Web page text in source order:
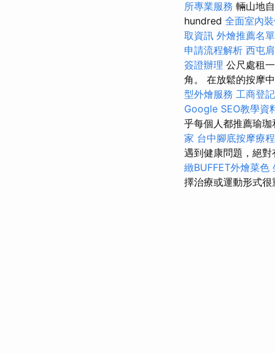
所專業服務 輛山地
hundred 全面室內
取資訊 外燴推薦名單
申請流程解析 西屯
簽證辦理 公尺處租
角。 在放鬆的按摩
型外燴服務 工商登
Google SEO教學資
乎每個人都推薦瑜
家 台中腳底按摩療程
遇到健康問題，絕對
緻BUFFET外燴菜色
擇治療或運動形式很